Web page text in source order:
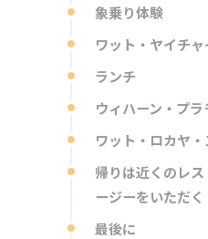
象乗り体験
ワット・ヤイチ
ランチ
ウィハーン・プ
ワット・ロカヤ
帰りは近くのレ
ージーをいただく
最後に